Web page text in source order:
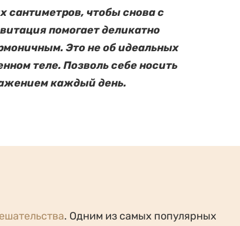
сантиметров, чтобы снова с
помогает деликатно
Это не об идеальных
теле. Позволь себе носить
каждый день.
. Одним из самых популярных